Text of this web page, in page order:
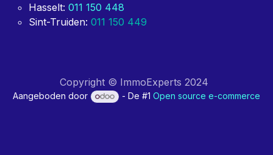
Hasselt: 011 150 448
Sint-Truiden: 011 150 449
Copyright © ImmoExperts 2024
Aangeboden door - De #1Open source e-commerce